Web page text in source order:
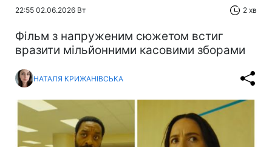
22:55 02.06.2026 Вт 2 хв
Фільм з напруженим сюжетом встиг
вразити мільйонними касовими зборами
НАТАЛЯ КРИЖАНІВСЬКА